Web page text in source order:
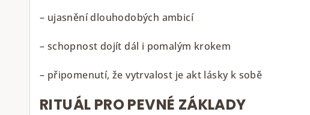
– ujasnění dlouhodobých ambicí
– schopnost dojít dál i pomalým krokem
– připomenutí, že vytrvalost je akt lásky k sobě
RITUÁL PRO PEVNÉ ZÁKLADY